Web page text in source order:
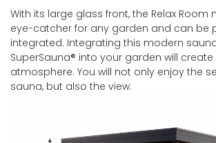
With its large glass front, the Relax Room
eye-catcher for any garden and can be
integrated. Integrating this modern
SuperSauna® into your garden will create
atmosphere. You will not only enjoy the
sauna, but also the view.